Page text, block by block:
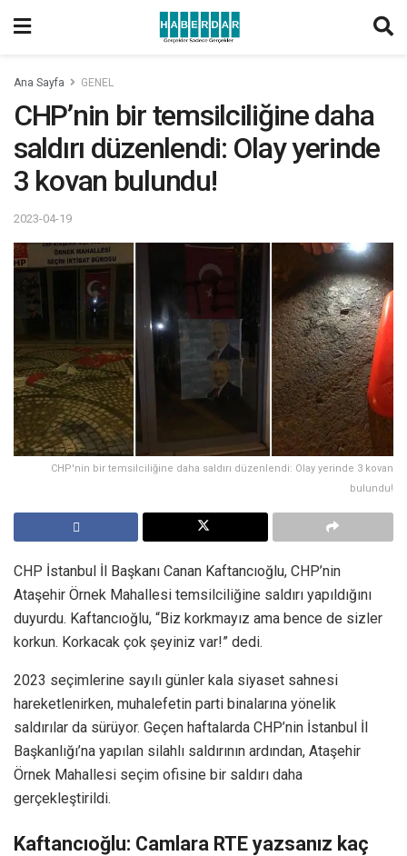
Ana Sayfa GENEL
CHP’nin bir temsilciliğine daha
saldırı düzenlendi: Olay yerinde
3 kovan bulundu!
2023-04-19
CHP'nin bir temsilciliğine daha saldırı düzenlendi: Olay yerinde 3 kovan
bulundu!
CHP İstanbul İl Başkanı Canan Kaftancıoğlu, CHP’nin
Ataşehir Örnek Mahallesi temsilciliğine saldırı yapıldığını
duyurdu. Kaftancıoğlu, “Biz korkmayız ama bence de sizler
korkun. Korkacak çok şeyiniz var!” dedi.
2023 seçimlerine sayılı günler kala siyaset sahnesi
hareketlenirken, muhalefetin parti binalarına yönelik
saldırılar da sürüyor. Geçen haftalarda CHP’nin İstanbul İl
Başkanlığı’na yapılan silahlı saldırının ardından, Ataşehir
Örnek Mahallesi seçim ofisine bir saldırı daha
gerçekleştirildi.
Kaftancıoğlu: Camlara RTE yazsanız kaç